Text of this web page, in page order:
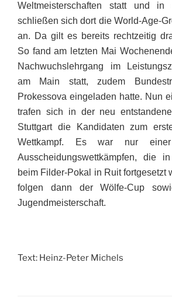
Weltmeisterschaften statt und in
schließen sich dort die World-Age-
an. Da gilt es bereits rechtzeitig
So fand am letzten Mai
Nachwuchslehrgang im
am Main statt, zudem
Prokessova eingeladen hatte. Nun
trafen sich in der neu
Stuttgart die Kandidaten zum
Wettkampf. Es war nur
Ausscheidungswettkämpfen, die
beim Filder-Pokal in Ruit fortgesetzt
folgen dann der Wölfe-Cup
Jugendmeisterschaft.
Text: Heinz-Peter Michels